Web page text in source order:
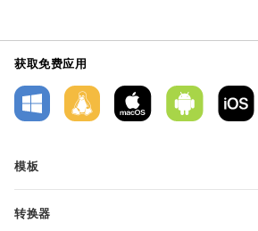
获取免费应用
模板
文本文档模板
转换器